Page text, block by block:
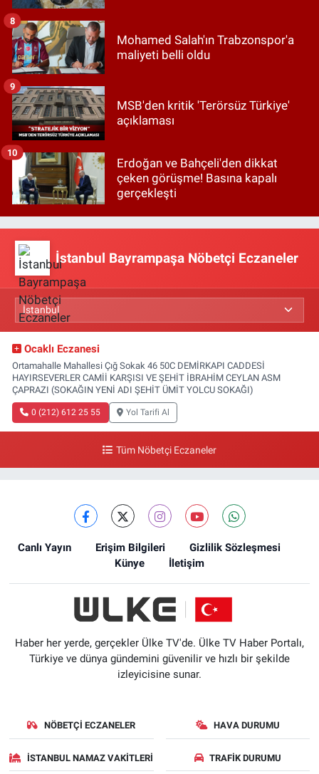
Mohamed Salah'ın Trabzonspor'a
maliyeti belli oldu
8
MSB'den kritik 'Terörsüz Türkiye'
açıklaması
9
Erdoğan ve Bahçeli'den dikkat
çeken görüşme! Basına kapalı
gerçekleşti
10
İstanbul Bayrampaşa Nöbetçi Eczaneler
Ocaklı Eczanesi
Ortamahalle Mahallesi Çığ Sokak 46 50C DEMİRKAPI CADDESİ
HAYIRSEVERLER CAMİİ KARŞISI VE ŞEHİT İBRAHİM CEYLAN ASM
ÇAPRAZI (SOKAĞIN YENİ ADI ŞEHİT ÜMİT YOLCU SOKAĞI)
0 (212) 612 25 55 Yol Tarifi Al
Tüm Nöbetçi Eczaneler
Canlı Yayın Erişim Bilgileri
Gizlilik Sözleşmesi
Künye
İletişim
Haber her yerde, gerçekler Ülke TV'de. Ülke TV Haber Portalı,
Türkiye ve dünya gündemini güvenilir ve hızlı bir şekilde
izleyicisine sunar.
NÖBETÇI ECZANELER HAVA DURUMU
İSTANBUL NAMAZ VAKITLERI TRAFIK DURUMU